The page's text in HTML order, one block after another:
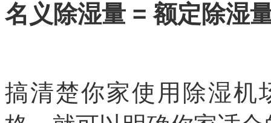
名义除湿量 = 额定除湿
搞清楚你家使用除湿机